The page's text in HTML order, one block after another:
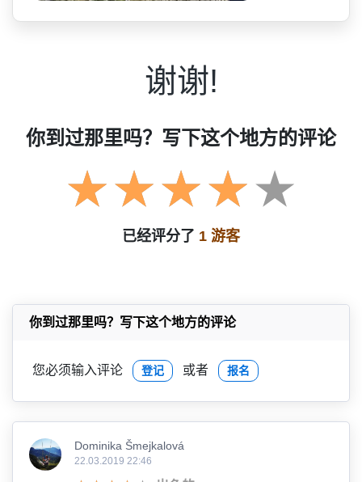
谢谢!
你到过那里吗？写下这个地方的评论
已经评分了 1 游客
你到过那里吗？写下这个地方的评论
您必须输入评论 登记 或者 报名
Dominika Šmejkalová
22.03.2019 22:46